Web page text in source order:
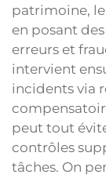
patrimoine,
en posant
erreurs et
intervient
incidents via
peut tout
contrôles
tâches. On